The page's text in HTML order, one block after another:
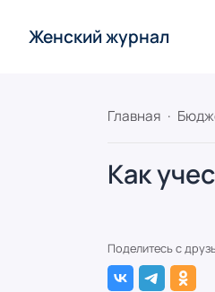
Женский журнал
Главная
Как
Поделитесь с